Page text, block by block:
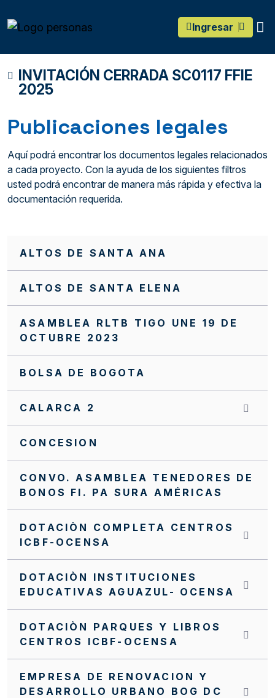
Ingresar
INVITACIÓN CERRADA SC0117 FFIE
2025
Publicaciones legales
Aquí podrá encontrar los documentos legales relacionados
a cada proyecto. Con la ayuda de los siguientes filtros
usted podrá encontrar de manera más rápida y efectiva la
documentación requerida.
ALTOS DE SANTA ANA
ALTOS DE SANTA ELENA
ASAMBLEA RLTB TIGO UNE 19 DE
OCTUBRE 2023
BOLSA DE BOGOTA
CALARCA 2
CONCESION
CONVO. ASAMBLEA TENEDORES DE
BONOS FI. PA SURA AMÉRICAS
DOTACIÒN COMPLETA CENTROS
ICBF-OCENSA
DOTACIÒN INSTITUCIONES
EDUCATIVAS AGUAZUL- OCENSA
DOTACIÒN PARQUES Y LIBROS
CENTROS ICBF-OCENSA
EMPRESA DE RENOVACION Y
DESARROLLO URBANO BOG DC